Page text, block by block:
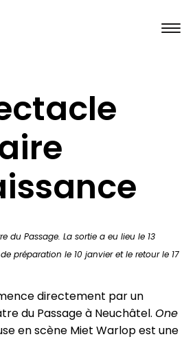
du Passage. La sortie a eu lieu le 13
préparation le 10 janvier et le retour le 17
directement par un
du Passage à Neuchâtel. One
en scène Miet Warlop est une